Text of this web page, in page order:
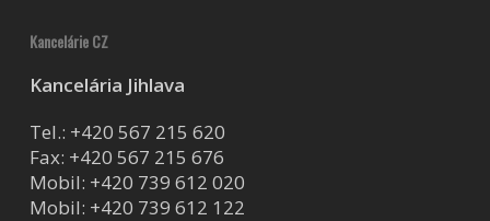
Kancelárie CZ
Kancelária Jihlava
Tel.: +420 567 215 620
Fax: +420 567 215 676
Mobil: +420 739 612 020
Mobil: +420 739 612 122